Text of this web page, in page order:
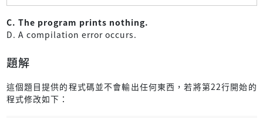
C. The program prints nothing.
D. A compilation error occurs.
題解
這個題目提供的程式碼並不會輸出任何東西，若將第22行開始的
程式修改如下：